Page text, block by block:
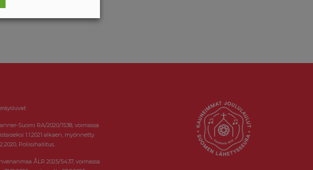
Suomi RA/2020/1538, voimassa
1.1.2021 alkaen, myönnetty
Poliisihallitus.
ÅLR 2025/5437, voimassa